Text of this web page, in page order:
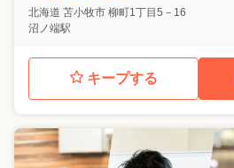
北海道 苫小牧市 柳町1丁目5－16
沼ノ端駅
キープする